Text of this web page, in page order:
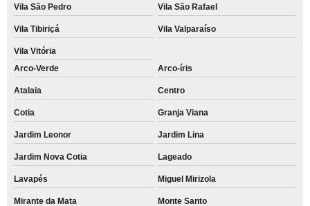
Vila São Pedro Vila São Rafael
Vila Tibiriçá Vila Valparaíso
Vila Vitória
Arco-Verde
Arco-íris
Atalaia Centro
Cotia Granja Viana
Jardim Leonor Jardim Lina
Jardim Nova Cotia Lageado
Lavapés Miguel Mirizola
Mirante da Mata Monte Santo